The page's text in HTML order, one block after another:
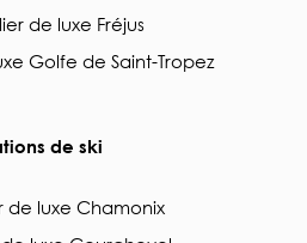
de luxe Fréjus
Golfe de Saint-Tropez
de ski
de luxe Chamonix